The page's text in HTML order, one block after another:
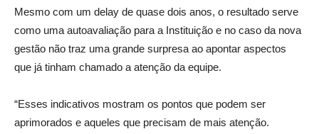
Mesmo com um delay de quase dois anos, o resultado serve
como uma autoavaliação para a Instituição e no caso da nova
gestão não traz uma grande surpresa ao apontar aspectos
que já tinham chamado a atenção da equipe.
“Esses indicativos mostram os pontos que podem ser
aprimorados e aqueles que precisam de mais atenção.